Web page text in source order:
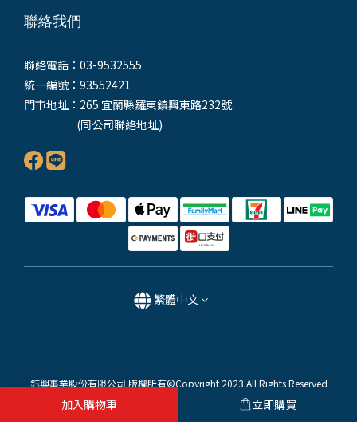
加入購物車 立即購買
聯絡我們
聯絡電話：03-9532555
統一編號：93552421
門市地址：265 宜蘭縣羅東鎮興東路232號
(同公司聯絡地址)
繁體中文
鈺興事業股份有限公司 版權所有©Copyright 2023 All Rights Reserved